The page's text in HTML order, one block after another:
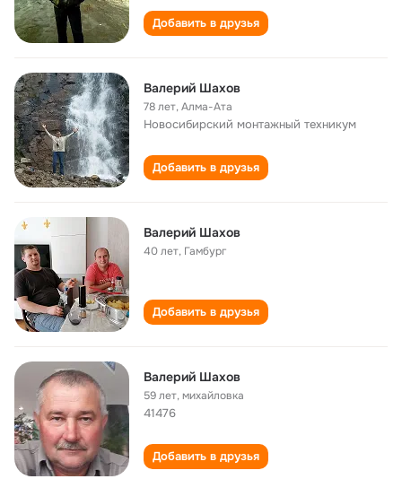
Добавить в друзья
Валерий Шахов
78 лет,Алма-Ата
Новосибирский монтажный техникум
Добавить в друзья
Валерий Шахов
40 лет, Гамбург
Добавить в друзья
Валерий Шахов
59 лет,михайловка
41476
Добавить в друзья